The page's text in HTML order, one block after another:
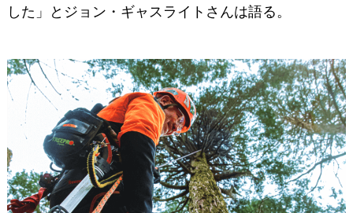
した」とジョン・ギャスライトさんは語る。